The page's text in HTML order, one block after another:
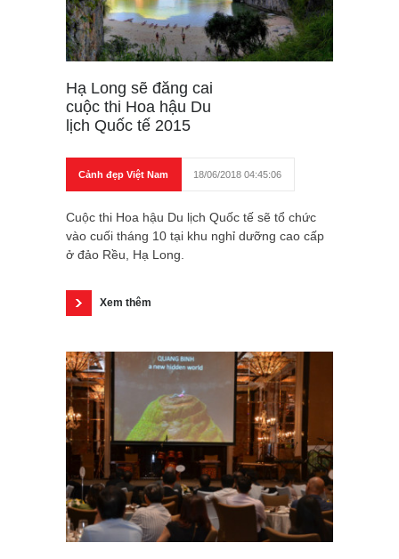
Hạ Long sẽ đăng cai
cuộc thi Hoa hậu Du
lịch Quốc tế 2015
Cảnh đẹp Việt Nam 18/06/2018 04:45:06
Cuộc thi Hoa hậu Du lịch Quốc tế sẽ tổ chức
vào cuối tháng 10 tại khu nghỉ dưỡng cao cấp
ở đảo Rều, Hạ Long.
Xem thêm